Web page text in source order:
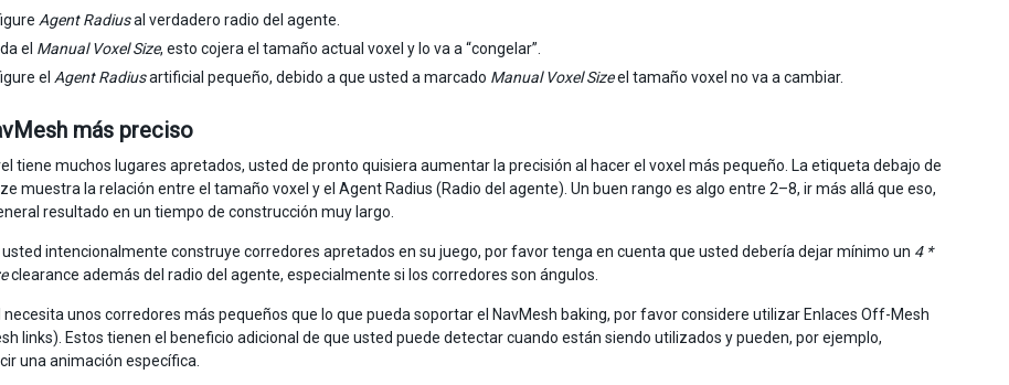
Agent Radiusal verdadero radio del agente.
el Manual Voxel Size, esto cojera el tamaño actual voxel y lo va a “congelar”.
el Agent Radiusartificial pequeño, debido a que usted a marcado Manual Voxel Sizeel tamaño voxel no va a cambiar.
más preciso
tiene muchos lugares apretados, usted de pronto quisiera aumentar la precisión al hacer el voxel más pequeño. La etiqueta debajo de
muestra la relación entre el tamaño voxel y el Agent Radius (Radio del agente). Un buen rango es algo entre 2–8, ir más allá que eso,
resultado en un tiempo de construcción muy largo.
usted intencionalmente construye corredores apretados en su juego, por favor tenga en cuenta que usted debería dejar mínimo un 4 *
clearance además del radio del agente, especialmente si los corredores son ángulos.
necesita unos corredores más pequeños que lo que pueda soportar el NavMesh baking, por favor considere utilizar Enlaces Off-Mesh
links). Estos tienen el beneficio adicional de que usted puede detectar cuando están siendo utilizados y pueden, por ejemplo,
una animación específica.